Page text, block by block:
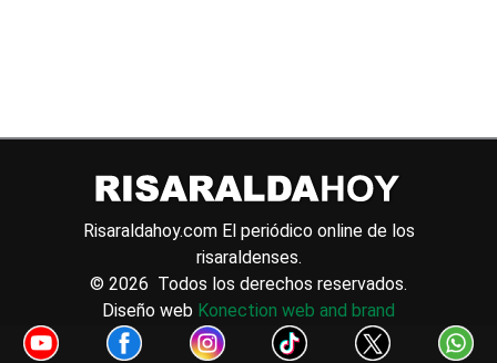
Risaraldahoy.com El periódico online de los
risaraldenses.
© 2026 Todos los derechos reservados.
Diseño web Konection web and brand